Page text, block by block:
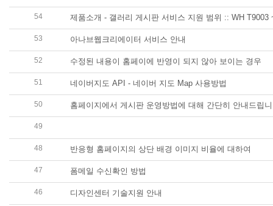
54 제품소개 - 갤러리 게시판 서비스 지원 범위 :: WH T9003
53 아나브웹크리에이터 서비스 안내
52 수정된 내용이 홈페이에 반영이 되지 않아 보이는 경우
51 네이버지도 API - 네이버 지도 Map 사용방법
50 홈페이지에서 게시판 운영방법에 대해 간단히 안내드립
49
48 반응형 홈페이지의 상단 배경 이미지 비율에 대하여
47 폼메일 수신확인 방법
46 디자인센터 기술지원 안내